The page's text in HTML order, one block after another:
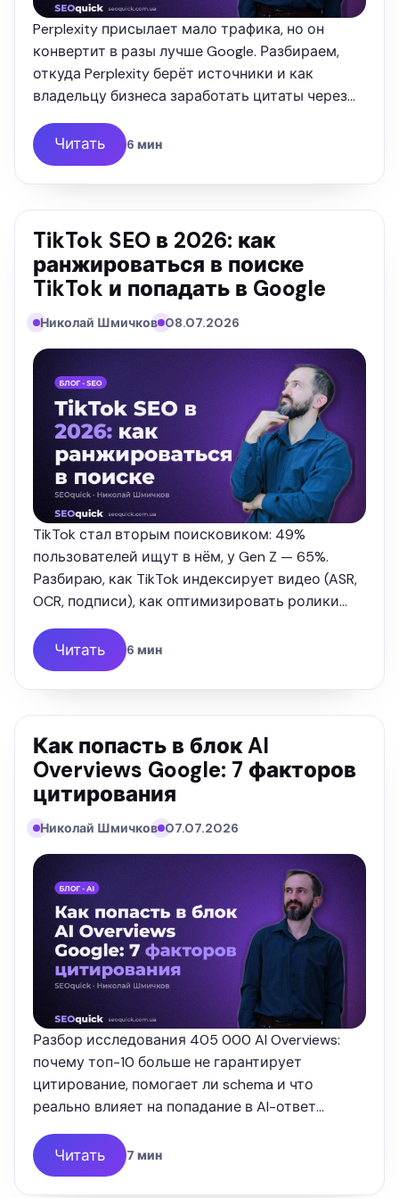
Perplexity присылает мало трафика, но он
конвертит в разы лучше Google. Разбираем,
откуда Perplexity берёт источники и как
владельцу бизнеса заработать цитаты через
Читать 6 мин
TikTok SEO в 2026: как
ранжироваться в поиске
TikTok и попадать в Google
Николай Шмичков 08.07.2026
TikTok стал вторым поисковиком: 49%
пользователей ищут в нём, у Gen Z — 65%.
Разбираю, как TikTok индексирует видео (ASR,
OCR, подписи), как оптимизировать ролики
— с цифрами 2026 и опытом …
Читать 6 мин
Как попасть в блок AI
Overviews Google: 7 факторов
цитирования
Николай Шмичков 07.07.2026
Разбор исследования 405 000 AI Overviews:
почему топ-10 больше не гарантирует
цитирование, помогает ли schema и что
реально влияет на попадание в AI-ответ
Google. Опыт SEOquick.
Читать 7 мин